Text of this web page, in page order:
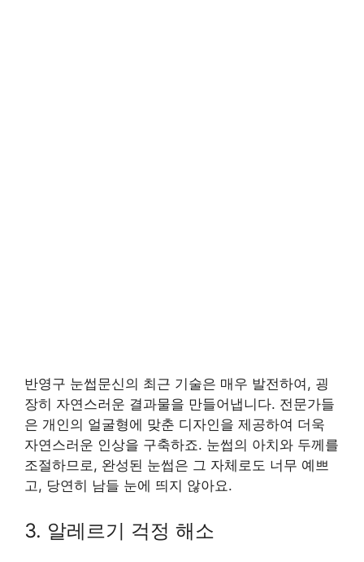
반영구 눈썹문신의 최근 기술은 매우 발전하여, 굉
장히 자연스러운 결과물을 만들어냅니다. 전문가들
은 개인의 얼굴형에 맞춘 디자인을 제공하여 더욱
자연스러운 인상을 구축하죠. 눈썹의 아치와 두께를
조절하므로, 완성된 눈썹은 그 자체로도 너무 예쁘
고, 당연히 남들 눈에 띄지 않아요.
3. 알레르기 걱정 해소